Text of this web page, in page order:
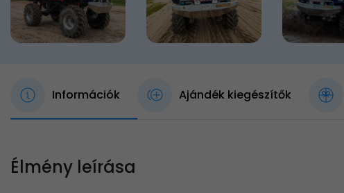
Információk Ajándék kiegészítők
Élmény leírása